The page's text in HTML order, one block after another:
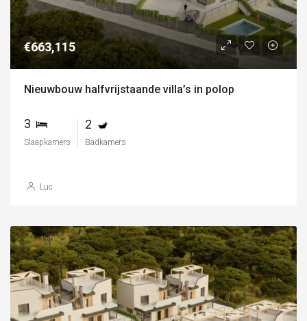
€663,115
Nieuwbouw halfvrijstaande villa’s in polop
3
Slaapkamers
2
Badkamers
Luc